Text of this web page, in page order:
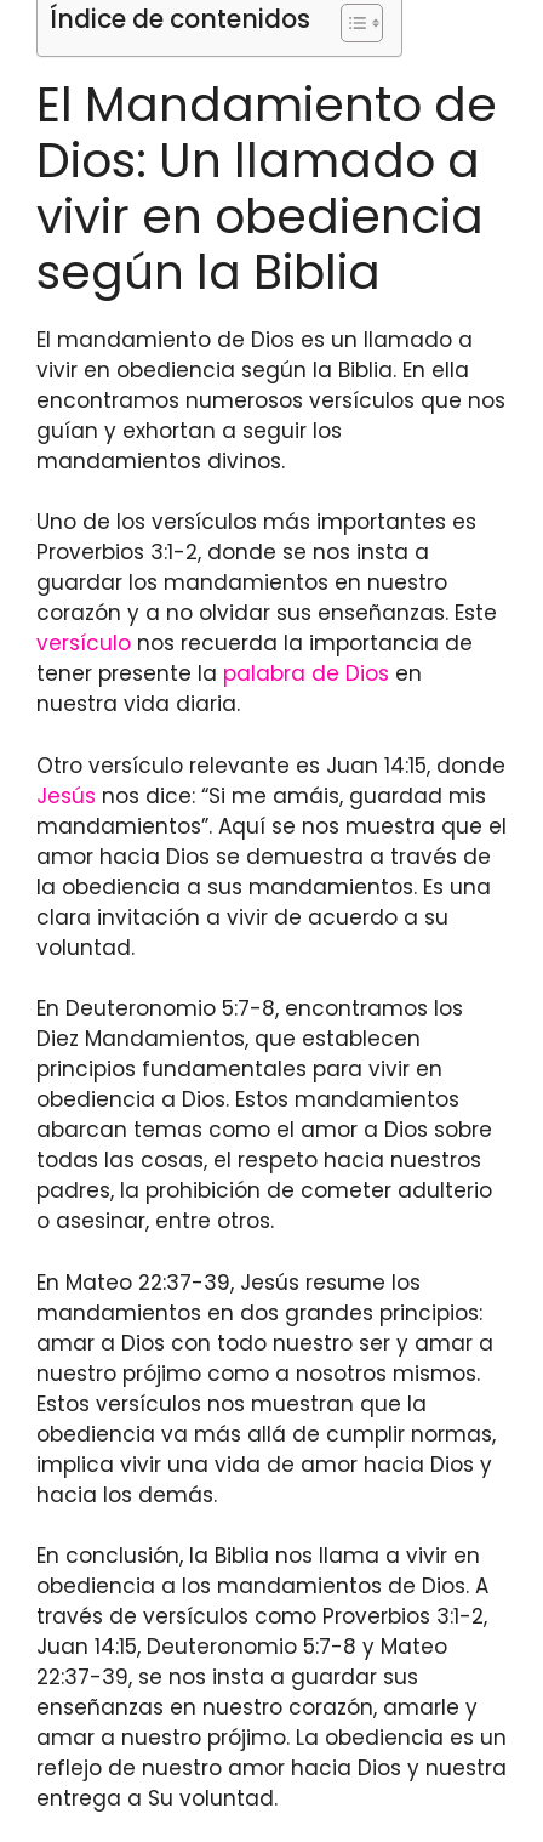
Índice de contenidos
El Mandamiento de
Dios: Un llamado a
vivir en obediencia
según la Biblia
El mandamiento de Dios es un llamado a
vivir en obediencia según la Biblia. En ella
encontramos numerosos versículos que nos
guían y exhortan a seguir los
mandamientos divinos.
Uno de los versículos más importantes es
Proverbios 3:1-2, donde se nos insta a
guardar los mandamientos en nuestro
corazón y a no olvidar sus enseñanzas. Este
versículo nos recuerda la importancia de
tener presente la palabra de Dios en
nuestra vida diaria.
Otro versículo relevante es Juan 14:15, donde
Jesús nos dice: “Si me amáis, guardad mis
mandamientos”. Aquí se nos muestra que el
amor hacia Dios se demuestra a través de
la obediencia a sus mandamientos. Es una
clara invitación a vivir de acuerdo a su
voluntad.
En Deuteronomio 5:7-8, encontramos los
Diez Mandamientos, que establecen
principios fundamentales para vivir en
obediencia a Dios. Estos mandamientos
abarcan temas como el amor a Dios sobre
todas las cosas, el respeto hacia nuestros
padres, la prohibición de cometer adulterio
o asesinar, entre otros.
En Mateo 22:37-39, Jesús resume los
mandamientos en dos grandes principios:
amar a Dios con todo nuestro ser y amar a
nuestro prójimo como a nosotros mismos.
Estos versículos nos muestran que la
obediencia va más allá de cumplir normas,
implica vivir una vida de amor hacia Dios y
hacia los demás.
En conclusión, la Biblia nos llama a vivir en
obediencia a los mandamientos de Dios. A
través de versículos como Proverbios 3:1-2,
Juan 14:15, Deuteronomio 5:7-8 y Mateo
22:37-39, se nos insta a guardar sus
enseñanzas en nuestro corazón, amarle y
amar a nuestro prójimo. La obediencia es un
reflejo de nuestro amor hacia Dios y nuestra
entrega a Su voluntad.